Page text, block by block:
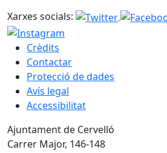
Xarxes socials:
Crèdits
Contactar
Protecció de dades
Avís legal
Accessibilitat
Ajuntament de Cervelló
Carrer Major, 146-148